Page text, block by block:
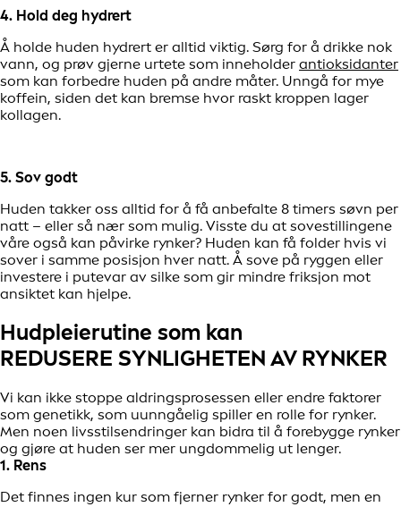
4. Hold deg hydrert
Å holde huden hydrert er alltid viktig. Sørg for å drikke nok
vann, og prøv gjerne urtete som inneholder antioksidanter
som kan forbedre huden på andre måter. Unngå for mye
koffein, siden det kan bremse hvor raskt kroppen lager
kollagen.
5. Sov godt
Huden takker oss alltid for å få anbefalte 8 timers søvn per
natt – eller så nær som mulig. Visste du at sovestillingene
våre også kan påvirke rynker? Huden kan få folder hvis vi
sover i samme posisjon hver natt. Å sove på ryggen eller
investere i putevar av silke som gir mindre friksjon mot
ansiktet kan hjelpe.
Hudpleierutine som kan
REDUSERE SYNLIGHETEN AV RYNKER
Vi kan ikke stoppe aldringsprosessen eller endre faktorer
som genetikk, som uunngåelig spiller en rolle for rynker.
Men noen livsstilsendringer kan bidra til å forebygge rynker
og gjøre at huden ser mer ungdommelig ut lenger.
1. Rens
Det finnes ingen kur som fjerner rynker for godt, men en